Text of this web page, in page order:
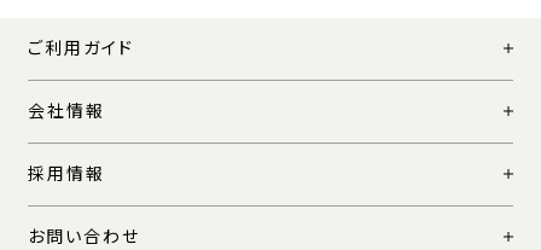
ご利用ガイド
会社情報
採用情報
お問い合わせ